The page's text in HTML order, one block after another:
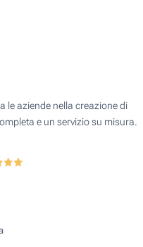
le aziende nella creazione di
e un servizio su misura.